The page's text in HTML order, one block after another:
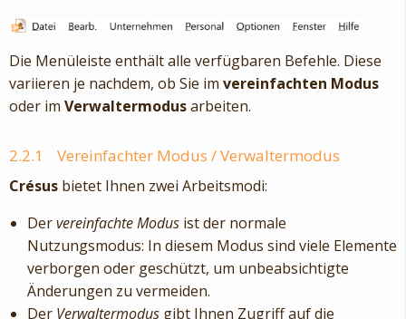
Die Menüleiste enthält alle verfügbaren Befehle. Diese
variieren je nachdem, ob Sie im vereinfachten Modus
oder im Verwaltermodusarbeiten.
2.2.1 Vereinfachter Modus / Verwaltermodus
Crésus bietet Ihnen zwei Arbeitsmodi:
Dervereinfachte Modus ist der normale
Nutzungsmodus: In diesem Modus sind viele Elemente
verborgen oder geschützt, um unbeabsichtigte
Änderungen zu vermeiden.
Der Verwaltermodus gibt Ihnen Zugriff auf die